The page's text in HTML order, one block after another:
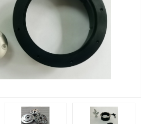
机床零件加工
数控机床加工